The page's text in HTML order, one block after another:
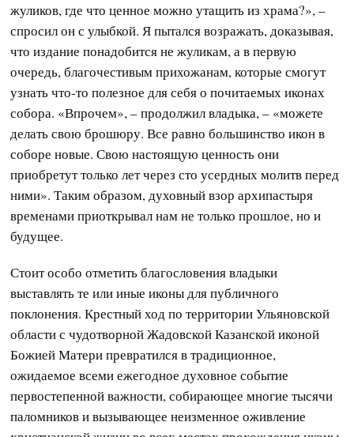
жуликов, где что ценное можно утащить из храма?», –
спросил он с улыбкой. Я пытался возражать, доказывая,
что издание понадобится не жуликам, а в первую
очередь, благочестивым прихожанам, которые смогут
узнать что-то полезное для себя о почитаемых иконах
собора. «Впрочем», – продолжил владыка, – «можете
делать свою брошюру. Все равно большинство икон в
соборе новые. Свою настоящую ценность они
приобретут только лет через сто усердных молитв перед
ними». Таким образом, духовный взор архипастыря
временами приоткрывал нам не только прошлое, но и
будущее.
Стоит особо отметить благословения владыки
выставлять те или иные иконы для публичного
поклонения. Крестный ход по территории Ульяновской
области с чудотворной Жадовской Казанской иконой
Божией Матери превратился в традиционное,
ожидаемое всеми ежегодное духовное событие
первостепенной важности, собирающее многие тысячи
паломников и вызывающее неизменное оживление